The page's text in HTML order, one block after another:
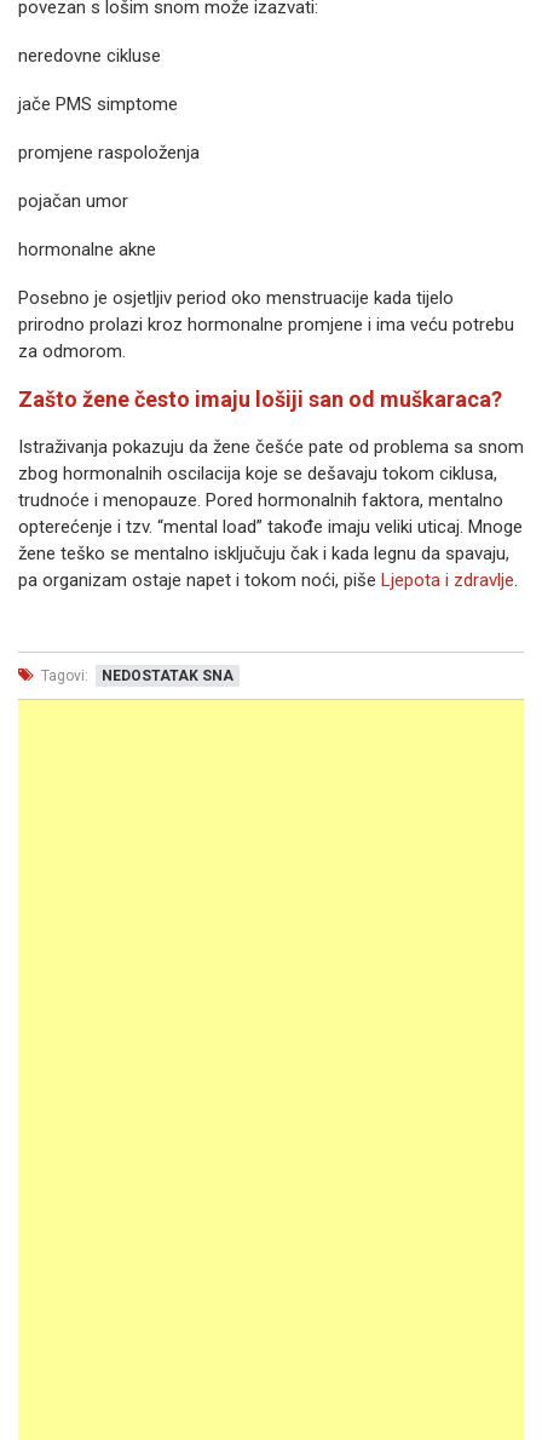
povezan s lošim snom može izazvati:
neredovne cikluse
jače PMS simptome
promjene raspoloženja
pojačan umor
hormonalne akne
Posebno je osjetljiv period oko menstruacije kada tijelo
prirodno prolazi kroz hormonalne promjene i ima veću potrebu
za odmorom.
Zašto žene često imaju lošiji san od muškaraca?
Istraživanja pokazuju da žene češće pate od problema sa snom
zbog hormonalnih oscilacija koje se dešavaju tokom ciklusa,
trudnoće i menopauze. Pored hormonalnih faktora, mentalno
opterećenje i tzv. “mental load” takođe imaju veliki uticaj. Mnoge
žene teško se mentalno isključuju čak i kada legnu da spavaju,
pa organizam ostaje napet i tokom noći, piše Ljepota i zdravlje.
Tagovi: NEDOSTATAK SNA